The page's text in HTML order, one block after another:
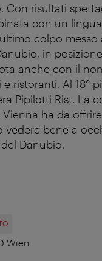
Con risultati
con un
colpo
in
anche con il
ristoranti. Al 18°
Pipilotti Rist.
ha da
vedere bene a
Danubio.
Wien